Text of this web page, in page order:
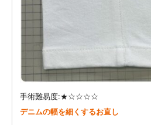
手術難易度:★☆☆☆☆
デニムの幅を細くするお直し